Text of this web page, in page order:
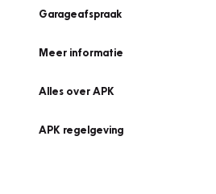
Garageafspraak
Meer informatie
Alles over APK
APK regelgeving